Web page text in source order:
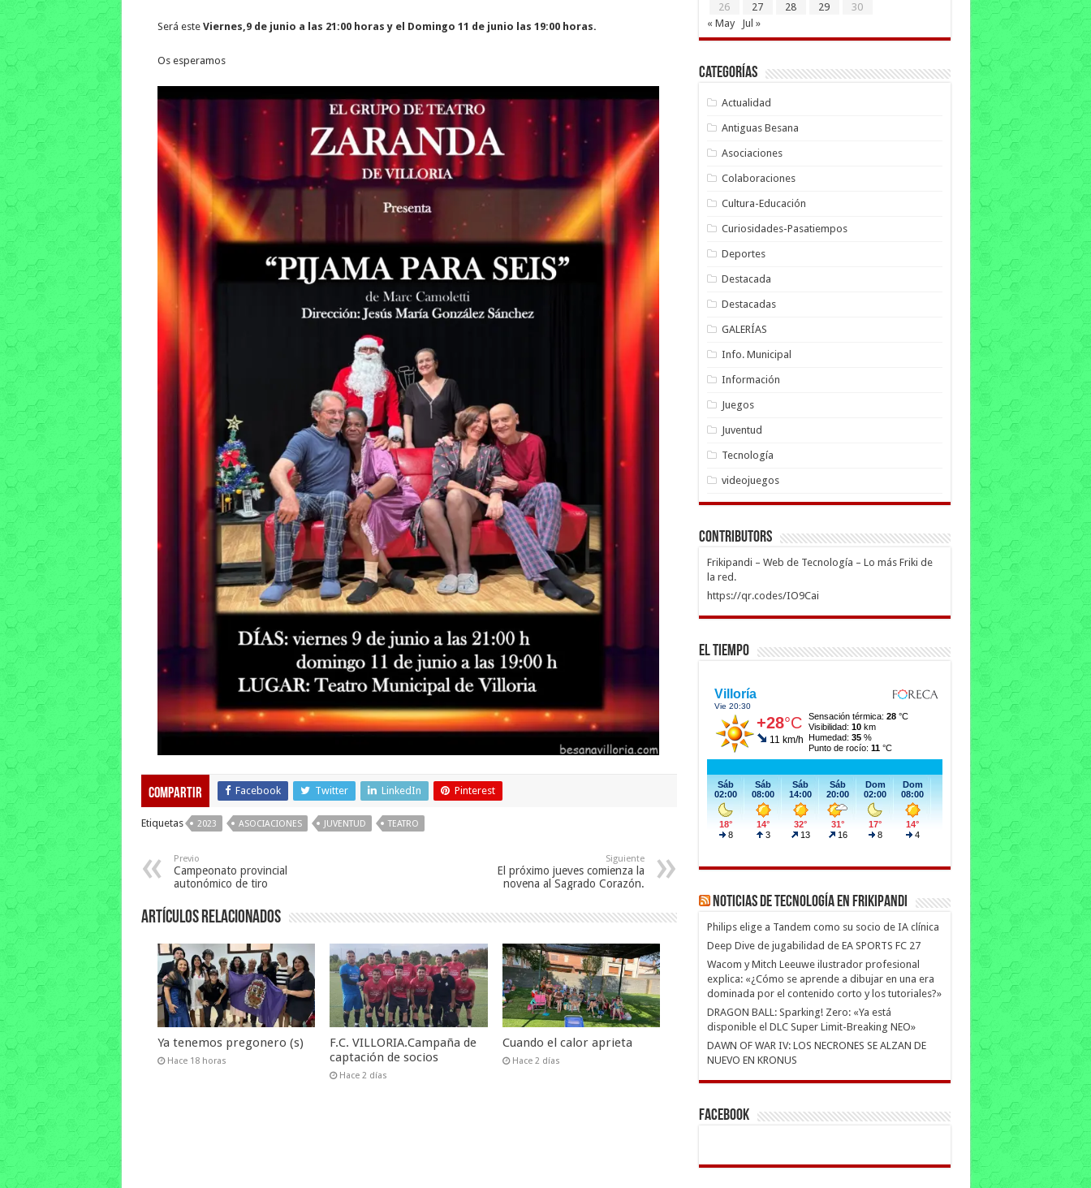
Será este Viernes,9 de junio a las 21:00 horas y el Domingo 11 de junio las 19:00 horas.
Os esperamos
Compartir Facebook Twitter LinkedIn Pinterest
Etiquetas 2023 ASOCIACIONES JUVENTUD TEATRO
Previo
Campeonato provincial
autonómico de tiro
Siguiente
El próximo jueves comienza la
novena al Sagrado Corazón.
Artículos relacionados
Ya tenemos pregonero (s)
Hace 18 horas
F.C. VILLORIA.Campaña de
captación de socios
Hace 2 días
Cuando el calor aprieta
Hace 2 días
26
27 28 29
30
« May
Jul »
Categorías
Actualidad
Antiguas Besana
Asociaciones
Colaboraciones
Cultura-Educación
Curiosidades-Pasatiempos
Deportes
Destacada
Destacadas
GALERÍAS
Info. Municipal
Información
Juegos
Juventud
Tecnología
videojuegos
Contributors
Frikipandi – Web de Tecnología – Lo más Friki de
la red.
https://qr.codes/IO9Cai
El Tiempo
Noticias de Tecnología en Frikipandi
Philips elige a Tandem como su socio de IA clínica
Deep Dive de jugabilidad de EA SPORTS FC 27
Wacom y Mitch Leeuwe ilustrador profesional
explica: «¿Cómo se aprende a dibujar en una era
dominada por el contenido corto y los tutoriales?»
DRAGON BALL: Sparking! Zero: «Ya está
disponible el DLC Super Limit-Breaking NEO»
DAWN OF WAR IV: LOS NECRONES SE ALZAN DE
NUEVO EN KRONUS
Facebook